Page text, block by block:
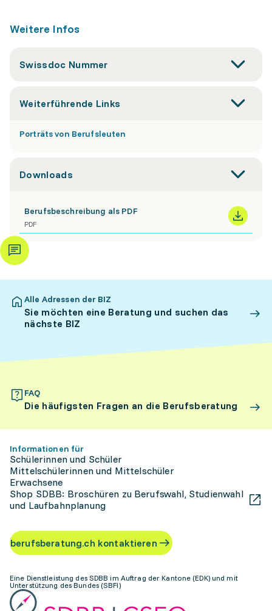
Weitere Infos
Swissdoc Nummer
Weiterführende Links
Porträts von Berufsleuten
Downloads
Berufsbeschreibung als PDF
PDF
Alle Adressen der BIZ
Sie möchten eine Beratung und suchen das
nächste BIZ
FAQ
Die häufigsten Fragen an die Berufsberatung
Informationen für
Schülerinnen und Schüler
Mittelschülerinnen und Mittelschüler
Erwachsene
Shop SDBB: Broschüren zu Berufswahl, Studienwahl
und Laufbahnplanung
berufsberatung.ch kontaktieren
Eine Dienstleistung des SDBB im Auftrag der Kantone (EDK) und mit
Unterstützung des Bundes (SBFI)